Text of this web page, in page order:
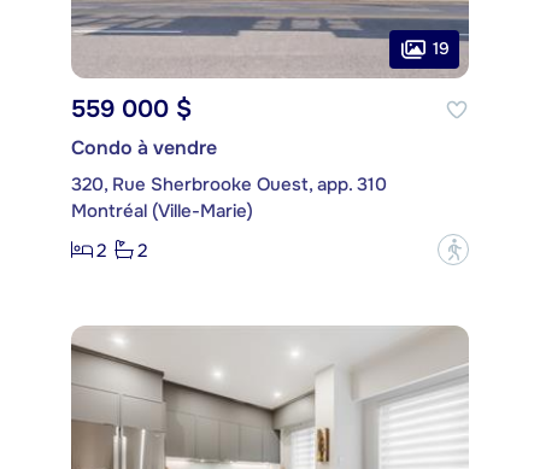
19
559 000 $
Condo à vendre
320, Rue Sherbrooke Ouest, app. 310
Montréal (Ville-Marie)
2
2 ?